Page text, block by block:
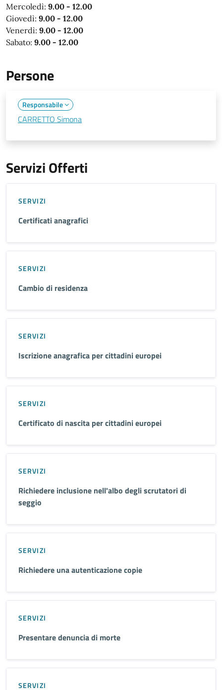
Mercoledì: 9.00 - 12.00
Giovedì: 9.00 - 12.00
Venerdì: 9.00 - 12.00
Sabato: 9.00 - 12.00
Persone
Responsabile
CARRETTO Simona
Servizi Offerti
SERVIZI
Certificati anagrafici
SERVIZI
Cambio di residenza
SERVIZI
Iscrizione anagrafica per cittadini europei
SERVIZI
Certificato di nascita per cittadini europei
SERVIZI
Richiedere inclusione nell'albo degli scrutatori di
seggio
SERVIZI
Richiedere una autenticazione copie
SERVIZI
Presentare denuncia di morte
SERVIZI